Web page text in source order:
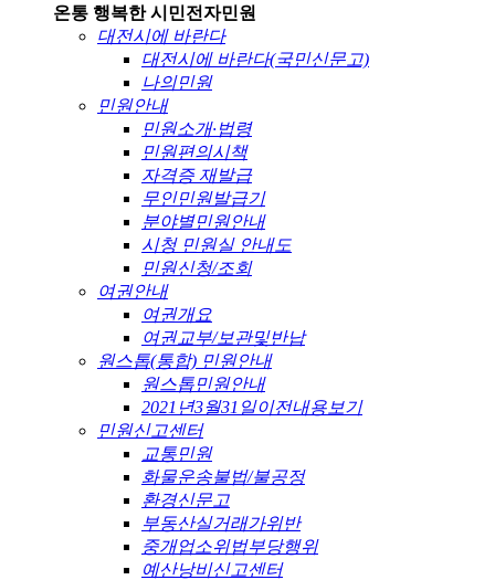
온통 행복한 시민전자민원
대전시에 바란다
대전시에 바란다(국민신문고)
나의민원
민원안내
민원소개·법령
민원편의시책
자격증 재발급
무인민원발급기
분야별민원안내
시청 민원실 안내도
민원신청/조회
여권안내
여권개요
여권교부/보관및반납
원스톱(통합) 민원안내
원스톱민원안내
2021년3월31일이전내용보기
민원신고센터
교통민원
화물운송불법/불공정
환경신문고
부동산실거래가위반
중개업소위법부당행위
예산낭비신고센터